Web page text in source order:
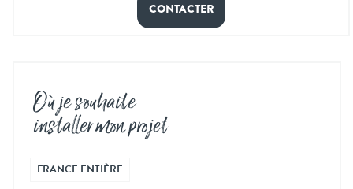
CONTACTER
Où je souhaite
installer mon projet
FRANCE ENTIÈRE